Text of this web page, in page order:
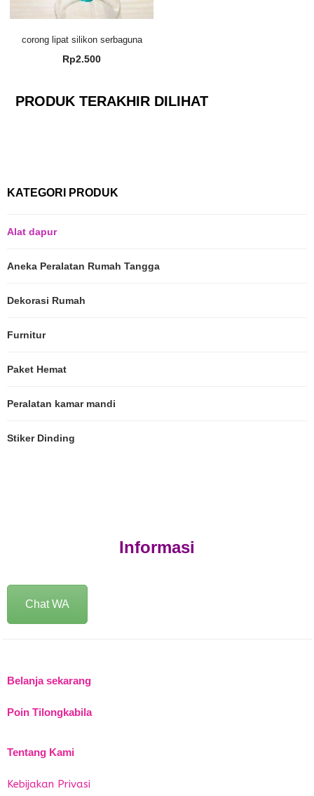
corong lipat silikon serbaguna
Rp2.500
PRODUK TERAKHIR DILIHAT
KATEGORI PRODUK
Alat dapur
Aneka Peralatan Rumah Tangga
Dekorasi Rumah
Furnitur
Paket Hemat
Peralatan kamar mandi
Stiker Dinding
Informasi
Chat WA
Belanja sekarang
Poin Tilongkabila
Tentang Kami
Kebijakan Privasi